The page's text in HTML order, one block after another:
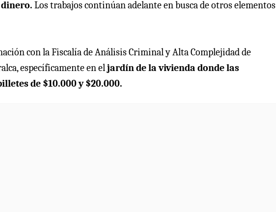
Los trabajos continúan adelante en busca de otros elementos
con la Fiscalía de Análisis Criminal y Alta Complejidad de
específicamente en eljardín de la vivienda donde las
de $10.000 y $20.000.